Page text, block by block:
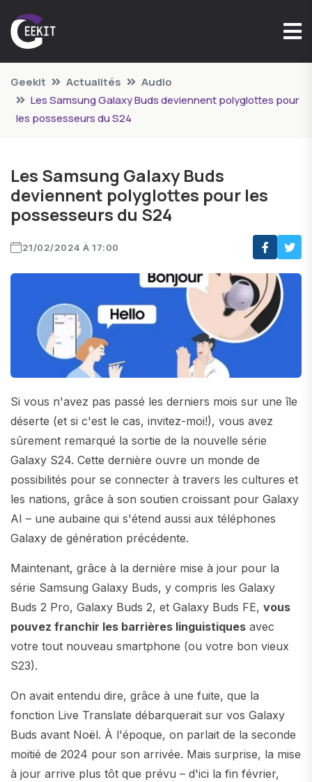
Geekit Actualités
Audio
Les Samsung Galaxy Buds deviennent polyglottes pour
les possesseurs du S24
Les Samsung Galaxy Buds
deviennent polyglottes pour les
possesseurs du S24
21/02/2024 À 17:00
Si vous n'avez pas passé les derniers mois sur une île
déserte (et si c'est le cas, invitez-moi!), vous avez
sûrement remarqué la sortie de la nouvelle série
Galaxy S24. Cette dernière ouvre un monde de
possibilités pour se connecter à travers les cultures et
les nations, grâce à son soutien croissant pour Galaxy
AI – une aubaine qui s'étend aussi aux téléphones
Galaxy de génération précédente.
Maintenant, grâce à la dernière mise à jour pour la
série Samsung Galaxy Buds, y compris les Galaxy
Buds 2 Pro, Galaxy Buds 2, et Galaxy Buds FE, vous
pouvez franchir les barrières linguistiques avec
votre tout nouveau smartphone (ou votre bon vieux
S23).
On avait entendu dire, grâce à une fuite, que la
fonction Live Translate débarquerait sur vos Galaxy
Buds avant Noël. À l'époque, on parlait de la seconde
moitié de 2024 pour son arrivée. Mais surprise, la mise
à jour arrive plus tôt que prévu – d'ici la fin février,